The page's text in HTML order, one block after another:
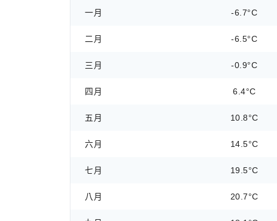
一月 -6.7°C
二月 -6.5°C
三月 -0.9°C
四月 6.4°C
五月 10.8°C
六月 14.5°C
七月 19.5°C
八月 20.7°C